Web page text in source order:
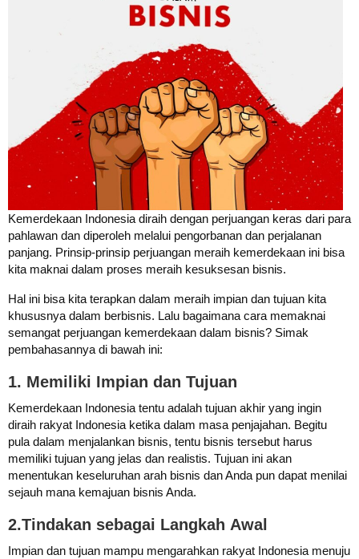
Kemerdekaan Indonesia diraih dengan perjuangan keras dari para
pahlawan dan diperoleh melalui pengorbanan dan perjalanan
panjang. Prinsip-prinsip perjuangan meraih kemerdekaan ini bisa
kita maknai dalam proses meraih kesuksesan bisnis.
Hal ini bisa kita terapkan dalam meraih impian dan tujuan kita
khususnya dalam berbisnis. Lalu bagaimana cara memaknai
semangat perjuangan kemerdekaan dalam bisnis? Simak
pembahasannya di bawah ini:
1. Memiliki Impian dan Tujuan
Kemerdekaan Indonesia tentu adalah tujuan akhir yang ingin
diraih rakyat Indonesia ketika dalam masa penjajahan. Begitu
pula dalam menjalankan bisnis, tentu bisnis tersebut harus
memiliki tujuan yang jelas dan realistis. Tujuan ini akan
menentukan keseluruhan arah bisnis dan Anda pun dapat menilai
sejauh mana kemajuan bisnis Anda.
2.Tindakan sebagai Langkah Awal
Impian dan tujuan mampu mengarahkan rakyat Indonesia menuju